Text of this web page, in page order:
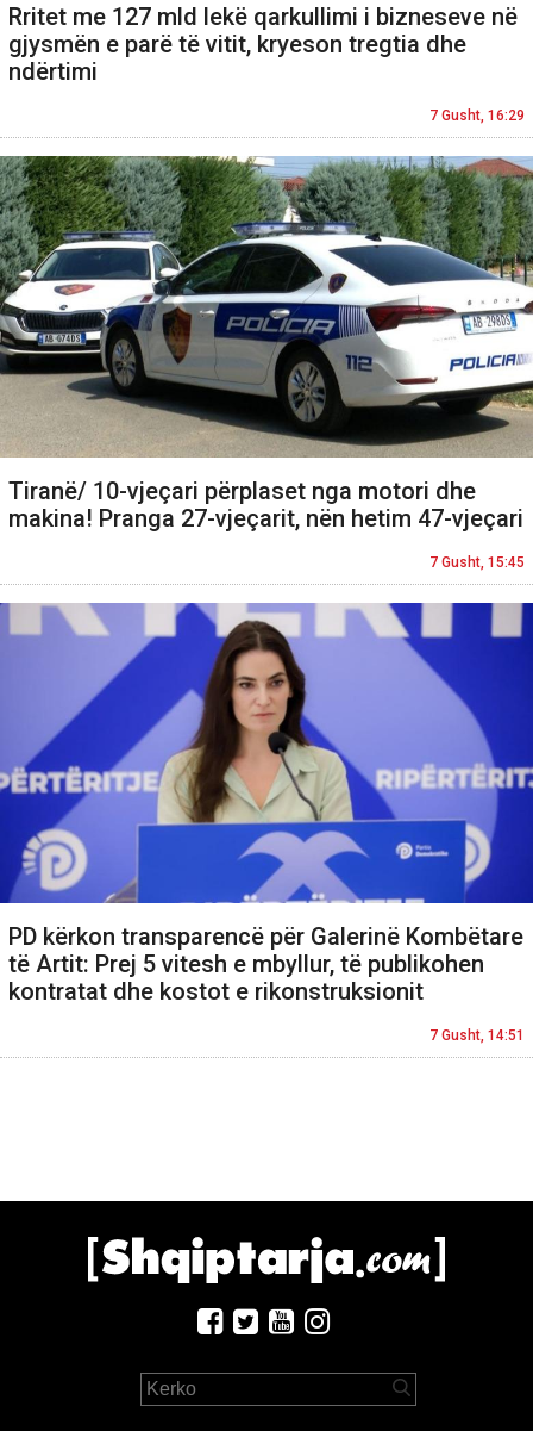
Rritet me 127 mld lekë qarkullimi i bizneseve në
gjysmën e parë të vitit, kryeson tregtia dhe
ndërtimi
7 Gusht, 16:29
Tiranë/ 10-vjeçari përplaset nga motori dhe
makina! Pranga 27-vjeçarit, nën hetim 47-vjeçari
7 Gusht, 15:45
PD kërkon transparencë për Galerinë Kombëtare
të Artit: Prej 5 vitesh e mbyllur, të publikohen
kontratat dhe kostot e rikonstruksionit
7 Gusht, 14:51